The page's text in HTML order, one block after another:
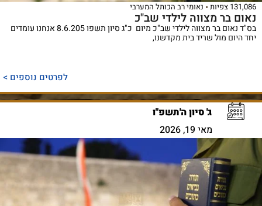
131,086 צפיות נאומי רב הכותל המערבי
נאום בר מצווה לילדי שב"כ
בס"ד נאום בר מצווה לילדי שב"כ מיום כ"ג סיון תשפו 8.6.205 אנחנו עומדים
יחד היום מול שריד בית מקדשנו,
לפרטים נוספים >
ג' סיון ה'תשפ"ו
מאי 19, 2026